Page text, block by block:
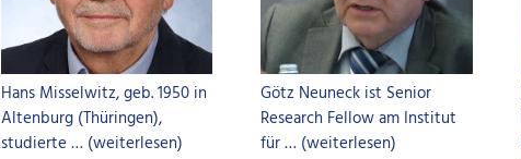
Hans Misselwitz, geb. 1950 in
Altenburg (Thüringen),
studierte … (weiterlesen)
Götz Neuneck ist Senior
Research Fellow am Institut
für … (weiterlesen)